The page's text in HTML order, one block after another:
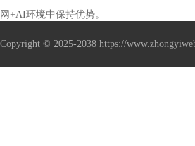
网+AI环境中保持优势。
Copyright © 2025-2038 https://